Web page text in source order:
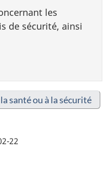
les
de sécurité, ainsi
santé ou à la sécurité
22